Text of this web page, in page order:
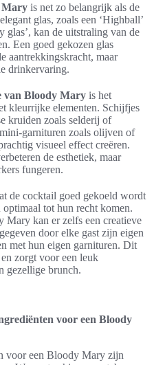
Mary is net zo belangrijk als de
glas, zoals een ‘Highball’
glas’, kan de uitstraling van de
Een goed gekozen glas
aantrekkingskracht, maar
drinkervaring.
van Bloody Mary is het
kleurrijke elementen. Schijfjes
kruiden zoals selderij of
garnituren zoals olijven of
visueel effect creëren.
de esthetiek, maar
fungeren.
de cocktail goed gekoeld wordt
optimaal tot hun recht komen.
Mary kan er zelfs een creatieve
door elke gast zijn eigen
met hun eigen garnituren. Dit
zorgt voor een leuk
gezellige brunch.
voor een Bloody
voor een Bloody Mary zijn